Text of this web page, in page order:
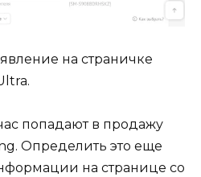
на страничке
попадают в продажу
Определить это еще
на странице со